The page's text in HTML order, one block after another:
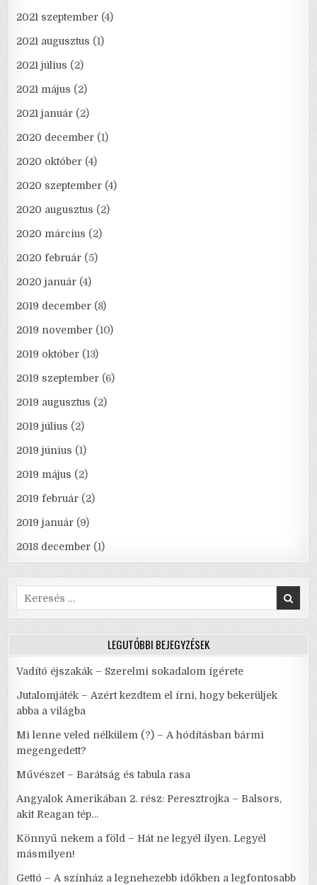
2021 szeptember (4)
2021 augusztus (1)
2021 július (2)
2021 május (2)
2021 január (2)
2020 december (1)
2020 október (4)
2020 szeptember (4)
2020 augusztus (2)
2020 március (2)
2020 február (5)
2020 január (4)
2019 december (8)
2019 november (10)
2019 október (13)
2019 szeptember (6)
2019 augusztus (2)
2019 július (2)
2019 június (1)
2019 május (2)
2019 február (2)
2019 január (9)
2018 december (1)
Search
for:
LEGUTÓBBI BEJEGYZÉSEK
Vadító éjszakák – Szerelmi sokadalom ígérete
Jutalomjáték – Azért kezdtem el írni, hogy bekerüljek
abba a világba
Mi lenne veled nélkülem (?) – A hódításban bármi
megengedett?
Művészet – Barátság és tabula rasa
Angyalok Amerikában 2. rész: Peresztrojka – Balsors,
akit Reagan tép…
Könnyű nekem a föld – Hát ne legyél ilyen. Legyél
másmilyen!
Gettó – A színház a legnehezebb időkben a legfontosabb